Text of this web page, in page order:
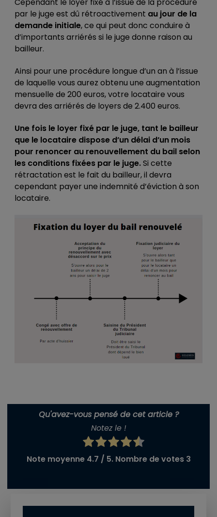
par le juge est dû rétroactivement au jour de la
demande initiale, ce qui peut donc conduire à
d’importants arriérés si le juge donne raison au
bailleur.
Ainsi pour une procédure longue d’un an à l’issue
de laquelle vous aurez obtenu une augmentation
mensuelle de 200 euros, votre locataire vous
devra des arriérés de loyers de 2.400 euros.
Une fois le loyer fixé par le juge, tant le bailleur
que le locataire dispose d’un délai d’un mois
pour renoncer au renouvellement du bail selon
les conditions fixées par le juge.Si cette
rétractation est le fait du bailleur, il devra
cependant payer une indemnité d’éviction à son
locataire.
Qu'avez-vous pensé de cet article ?
Notez le !
Note moyenne 4.7 / 5. Nombre de votes 3